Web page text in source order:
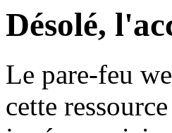
Désolé,
Le pare-feu
cette